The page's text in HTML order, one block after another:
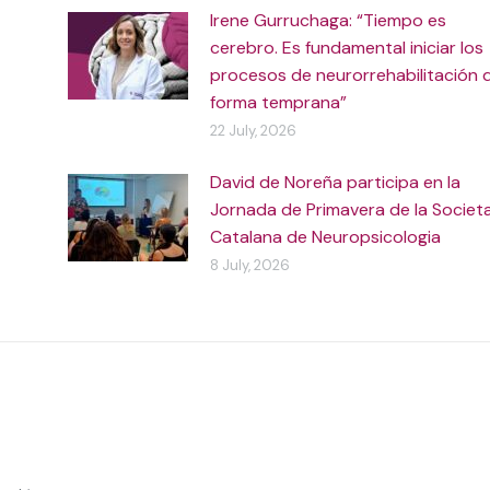
Irene Gurruchaga: “Tiempo es
cerebro. Es fundamental iniciar los
procesos de neurorrehabilitación
forma temprana”
22 July, 2026
David de Noreña participa en la
Jornada de Primavera de la
Catalana de Neuropsicologia
8 July, 2026